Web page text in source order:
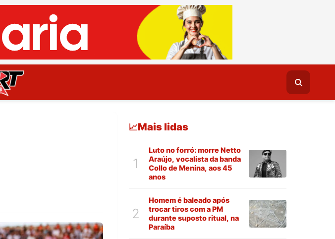
📈Mais lidas
1
Luto no forró: morre Netto
Araújo, vocalista da banda
Collo de Menina, aos 45
anos
2
Homem é baleado após
trocar tiros com a PM
durante suposto ritual, na
Paraíba